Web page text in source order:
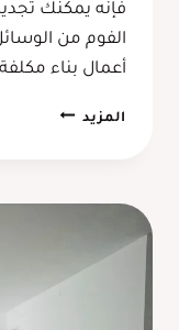
فإنه يمكنك
الفوم من
أعمال بناء
المزيد تركيب
،
لتجديد